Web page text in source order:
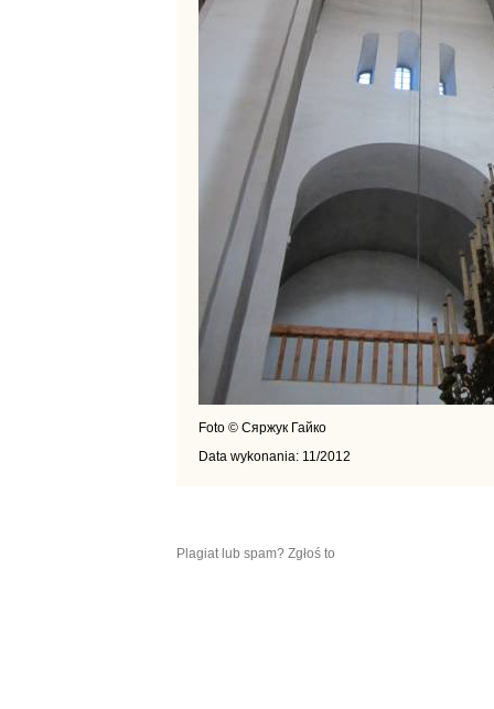
Foto © Сяржук Гайко
Data wykonania: 11/2012
Plagiat lub spam? Zgłoś to